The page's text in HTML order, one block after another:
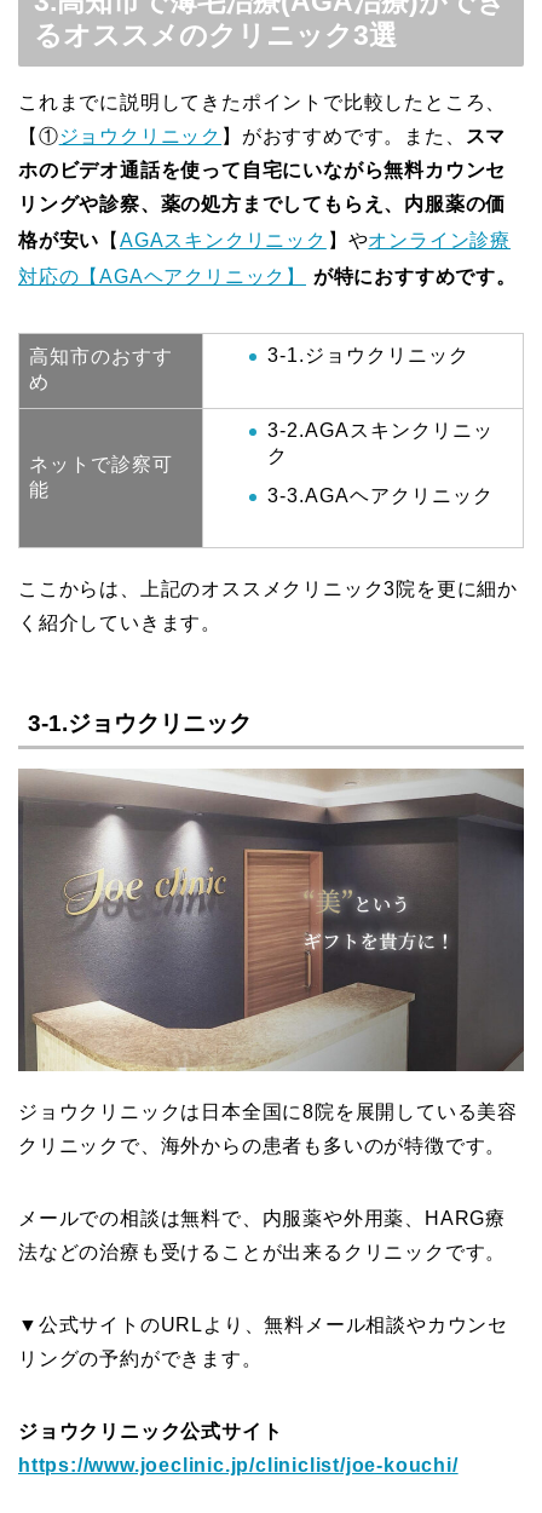
るオススメのクリニック3選
これまでに説明してきたポイントで比較したところ、
【①ジョウクリニック 】がおすすめです。また、
スマ
ホのビデオ通話を使って自宅にいながら無料カウンセ
リングや診察、薬の処方までしてもらえ、内服薬の価
格が安い 【AGAスキンクリニック 】やオンライン診療
対応の【AGAヘアクリニック】
が特におすすめです。
高知市のおすす
め
3-1.ジョウクリニック
ネットで診察可
能
3-2.AGAスキンクリニッ
ク
3-3.AGAヘアクリニック
ここからは、上記のオススメクリニック3院を更に細か
く紹介していきます。
3-1.ジョウクリニック
ジョウクリニックは日本全国に8院を展開している美容
クリニックで、海外からの患者も多いのが特徴です。
メールでの相談は無料で、内服薬や外用薬、HARG療
法などの治療も受けることが出来るクリニックです。
▼公式サイトのURLより、無料メール相談やカウンセ
リングの予約ができます。
ジョウクリニック公式サイト
https://www.joeclinic.jp/cliniclist/joe-kouchi/